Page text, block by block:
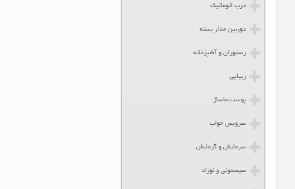
درب اتوماتیک
دوربین مدار بسته
رستوران و آشپزخانه
زیبایی
پوست،ماساژ
سرویس خواب
سرمایش و گرمایش
سیسمونی و نوزاد